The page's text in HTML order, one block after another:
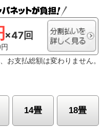
×47回
お支払総額は変わりません。
14畳 18畳